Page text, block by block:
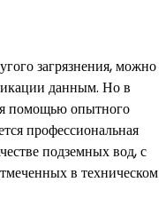
загрязнения, можно
данным. Но в
помощью опытного
профессиональная
подземных вод, с
в техническом